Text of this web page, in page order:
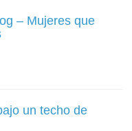
– Mujeres que
un techo de